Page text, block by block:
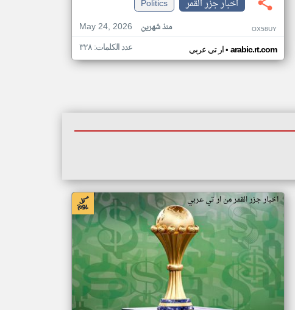
اخبار جزر القمر
Politics
May 24, 2026
منذ شهرين OX58UY
ار تي عربي• arabic.rt.com عدد الكلمات: ٣٢٨
اخبار جزر القمر من ار تي عربي